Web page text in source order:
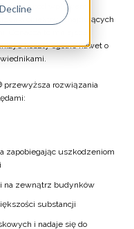
Declinesię pod wpływem
obiektów znajdujących
koszty ogólne nawet o
przewyższa rozwiązania
zapobiegając uszkodzeniom
na zewnątrz budynków
substancji
i nadaje się do